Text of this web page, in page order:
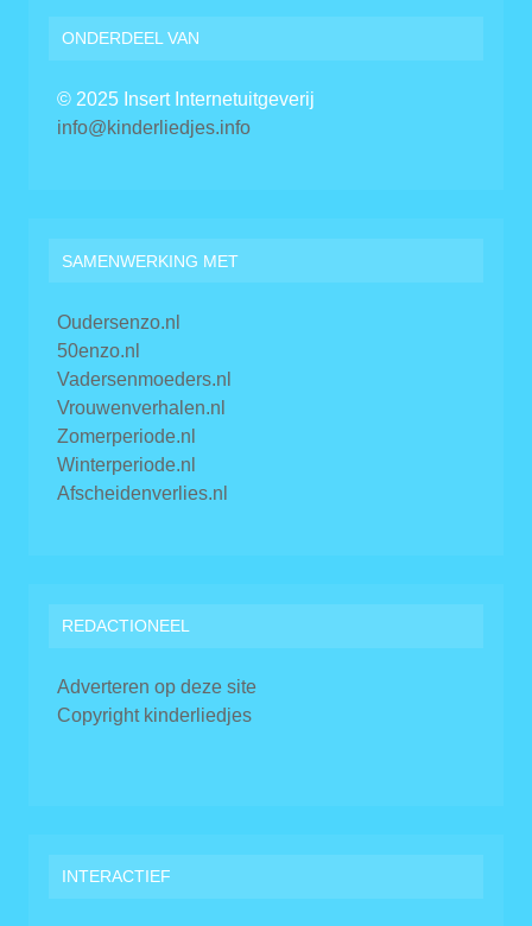
ONDERDEEL VAN
© 2025 Insert Internetuitgeverij
info@kinderliedjes.info
SAMENWERKING MET
Oudersenzo.nl
50enzo.nl
Vadersenmoeders.nl
Vrouwenverhalen.nl
Zomerperiode.nl
Winterperiode.nl
Afscheidenverlies.nl
REDACTIONEEL
Adverteren op deze site
Copyright kinderliedjes
INTERACTIEF